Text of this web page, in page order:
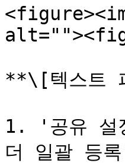
**\[텍스트
1. '공유 설
더 일괄 등